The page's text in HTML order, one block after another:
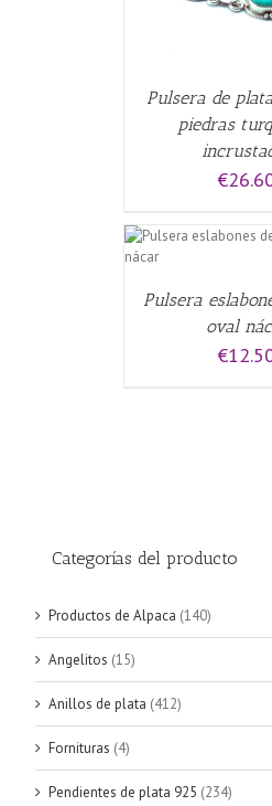
Pulsera de
piedras
€
Pulsera
oval
€
Categorías del producto
Productos de Alpaca (140)
Angelitos (15)
Anillos de plata (412)
Fornituras (4)
Pendientes de plata 925 (234)